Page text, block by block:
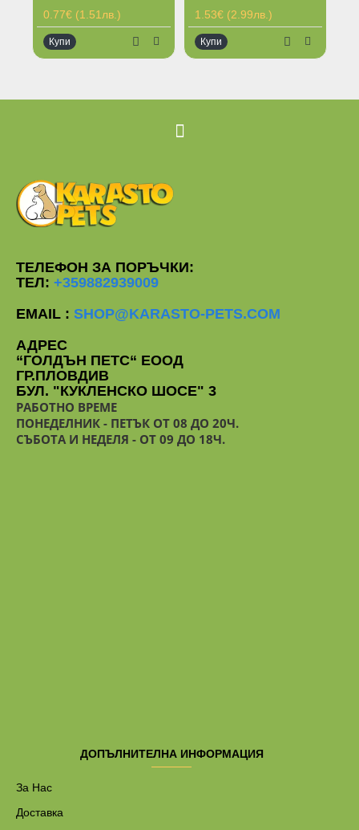
0.77€ (1.51лв.)
Купи
1.53€ (2.99лв.)
Купи
ТЕЛЕФОН ЗА ПОРЪЧКИ:
ТЕЛ: +359882939009
EMAIL : SHOP@KARASTO-PETS.COM
АДРЕС
“ГОЛДЪН ПЕТС“ ЕООД
ГР.ПЛОВДИВ
БУЛ. "КУКЛЕНСКО ШОСЕ" 3
РАБОТНО ВРЕМЕ
ПОНЕДЕЛНИК - ПЕТЪК ОТ 08 ДО 20Ч.
СЪБОТА И НЕДЕЛЯ - ОТ 09 ДО 18Ч.
ДОПЪЛНИТЕЛНА ИНФОРМАЦИЯ
За Нас
Доставка